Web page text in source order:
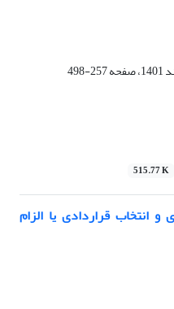
515.77 K
و انتخاب قراردادی یا الزام